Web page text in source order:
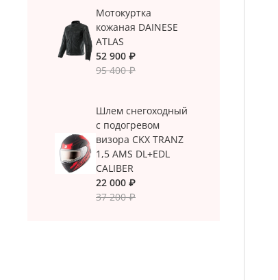
Мотокуртка
кожаная DAINESE
ATLAS
52 900 ₽
95 400 ₽
Шлем снегоходный
с подогревом
визора CKX TRANZ
1,5 AMS DL+EDL
CALIBER
22 000 ₽
37 200 ₽